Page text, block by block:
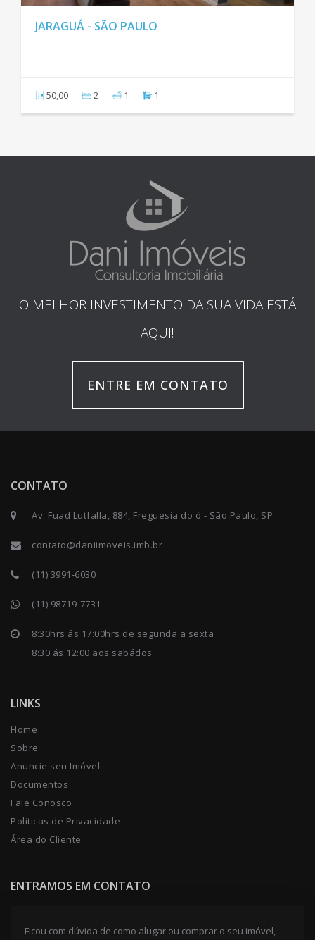
JARAGUÁ - SÃO PAULO
50,00 2 1 1
O MELHOR INVESTIMENTO DA SUA VIDA ESTÁ
AQUI!
ENTRE EM CONTATO
CONTATO
Av. Fuad Lutfalla, 884, Freguesia do ó - São Paulo, SP
contato@daniimoveis.imb.br
(11) 3991-6030
(11) 98719-7731
8:30hrs ás 17:00hrs de segunda a sexta
8:30 ás 12:00 aos sabádos
LINKS
Home
Sobre
Anuncie seu Imóvel
Documentos
Fale Conosco
Politicas de Privacidade
Área do Cliente
ENTRAMOS EM CONTATO
Ficou com dúvida de como alugar ou comprar o seu imóvel,